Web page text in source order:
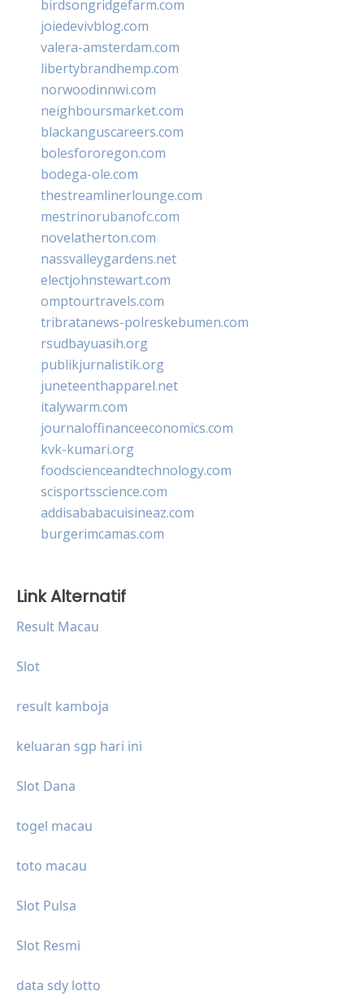
birdsongridgefarm.com
joiedevivblog.com
valera-amsterdam.com
libertybrandhemp.com
norwoodinnwi.com
neighboursmarket.com
blackanguscareers.com
bolesfororegon.com
bodega-ole.com
thestreamlinerlounge.com
mestrinorubanofc.com
novelatherton.com
nassvalleygardens.net
electjohnstewart.com
omptourtravels.com
tribratanews-polreskebumen.com
rsudbayuasih.org
publikjurnalistik.org
juneteenthapparel.net
italywarm.com
journaloffinanceeconomics.com
kvk-kumari.org
foodscienceandtechnology.com
scisportsscience.com
addisababacuisineaz.com
burgerimcamas.com
Link Alternatif
Result Macau
Slot
result kamboja
keluaran sgp hari ini
Slot Dana
togel macau
toto macau
Slot Pulsa
Slot Resmi
data sdy lotto